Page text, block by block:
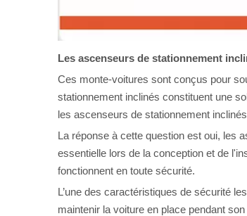
Les ascenseurs de stationnement
Ces monte-voitures sont conçus pour
stationnement inclinés constituent une
les ascenseurs de stationnement
La réponse à cette question est oui, les
essentielle lors de la conception et de
fonctionnent en toute sécurité.
L’une des caractéristiques de sécurité
maintenir la voiture en place pendant